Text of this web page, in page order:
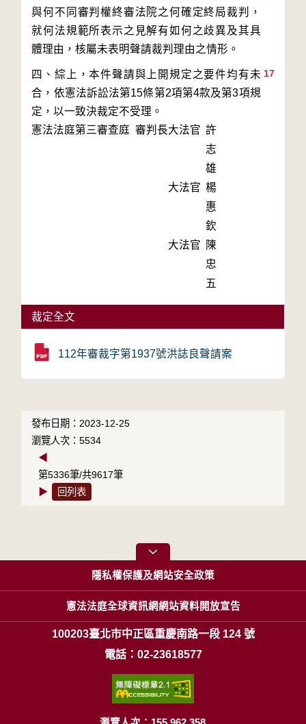
與何不同審判權終審法院之何確定終局裁判，
就何法規範所表示之見解有如何之歧異及其具
17
四、綜上，本件聲請與上開規定之要件均有未
合，依憲法訴訟法第15條第2項第4款及第3項規
定，以一致決裁定不受理。
憲法法庭第三審查庭 審判長大法官 許
志
雄
大法官 楊
惠
欽
大法官
陳
忠
五
裁定全文
112年審裁字第1937號洪誌良聲請案
發布日期：2023-12-25
瀏覽人次：5534
◀
第5336筆/共9617筆
▶
回列表
隱私權保護及網站安全政策
憲法法庭全球資訊網網站資料開放宣告
100203臺北市中正區重慶南路一段 124 號
電話：02-23618577